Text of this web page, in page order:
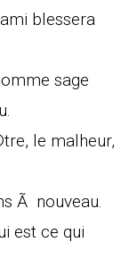
blessera
sage
le malheur,
Ã nouveau.
est ce qui